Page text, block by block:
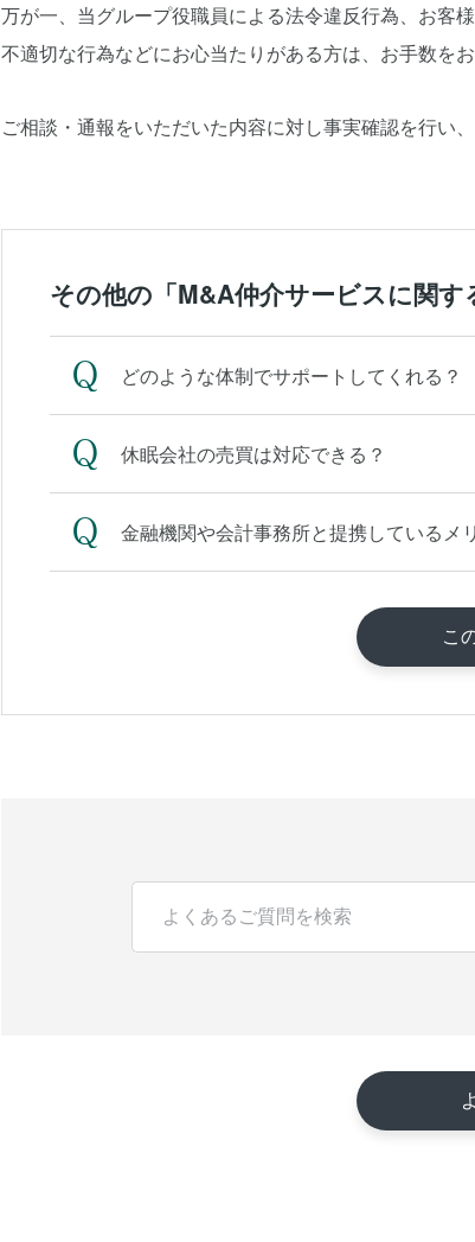
万が一、当グループ役職員による法令違反行為、お客
不適切な行為などにお心当たりがある方は、お手数を
ご相談・通報をいただいた内容に対し事実確認を行い
その他の「M&A仲介サービスに関す
どのような体制でサポートしてくれる？
休眠会社の売買は対応できる？
金融機関や会計事務所と提携しているメ
こ